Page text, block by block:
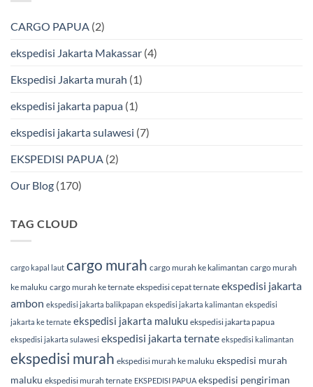
&
Laut
BMP
CARGO PAPUA (2)
ekspedisi Jakarta Makassar (4)
Ekspedisi Jakarta murah (1)
ekspedisi jakarta papua (1)
ekspedisi jakarta sulawesi (7)
EKSPEDISI PAPUA (2)
Our Blog (170)
TAG CLOUD
cargo kapal laut cargo murah cargo murah ke kalimantan cargo murah
ke maluku cargo murah ke ternate ekspedisi cepat ternate ekspedisi jakarta
ambon ekspedisi jakarta balikpapan ekspedisi jakarta kalimantan ekspedisi
jakarta ke ternate ekspedisi jakarta maluku ekspedisi jakarta papua
ekspedisi jakarta sulawesi ekspedisi jakarta ternate ekspedisi kalimantan
ekspedisi murah ekspedisi murah ke maluku ekspedisi murah
maluku ekspedisi murah ternate EKSPEDISI PAPUA ekspedisi pengiriman